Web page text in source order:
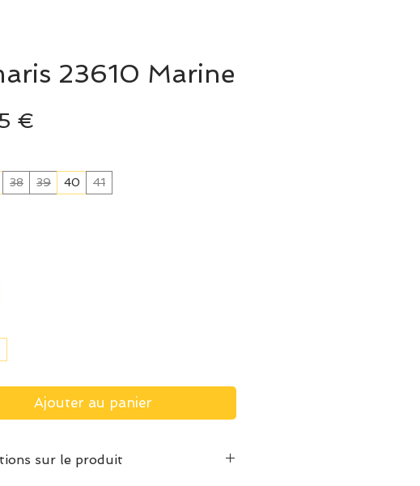
23610 Marine
€
38 39 40 41
Ajouter au panier
sur le produit